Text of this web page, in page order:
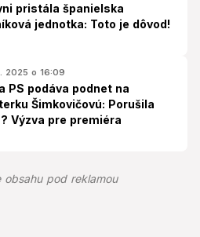
pristála španielska
jednotka: Toto je dôvod!
2025 o 16:09
PS podáva podnet na
Šimkovičovú: Porušila
Výzva pre premiéra
obsahu pod reklamou